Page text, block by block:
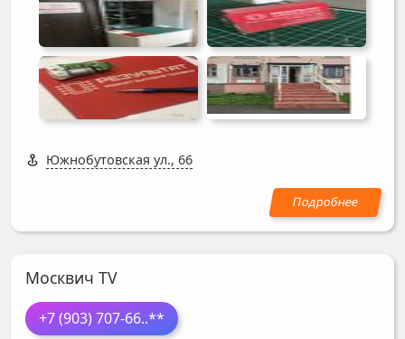
Южнобутовская ул., 66
Москвич TV
+7 (903) 707-66..**